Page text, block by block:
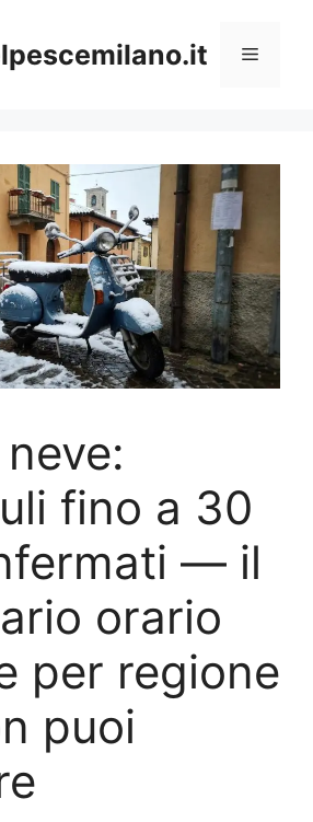
Menu
fino a 30
— il
orario
per regione
puoi